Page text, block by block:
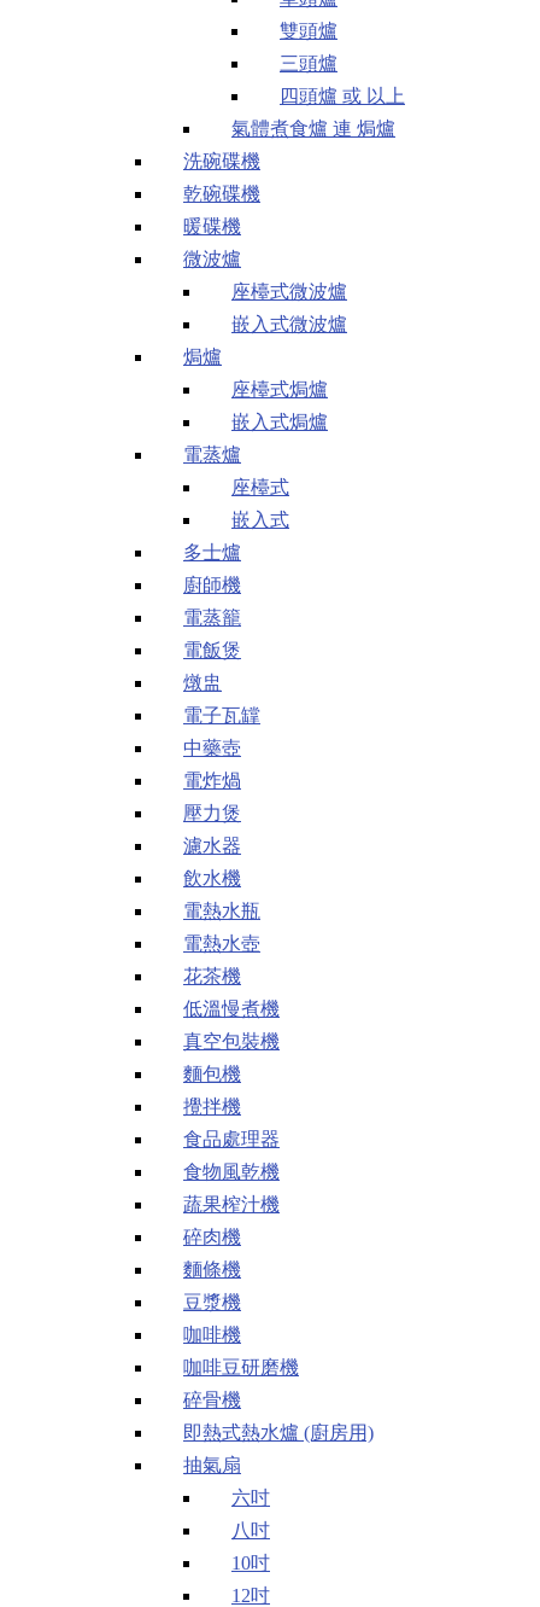
雙頭爐
三頭爐
四頭爐 或 以上
氣體煮食爐 連 焗爐
洗碗碟機
乾碗碟機
暖碟機
微波爐
座檯式微波爐
嵌入式微波爐
焗爐
座檯式焗爐
嵌入式焗爐
電蒸爐
座檯式
嵌入式
多士爐
廚師機
電蒸籠
電飯煲
燉盅
電子瓦罉
中藥壺
電炸煱
壓力煲
濾水器
飲水機
電熱水瓶
電熱水壺
花茶機
低溫慢煮機
真空包裝機
麵包機
攪拌機
食品處理器
食物風乾機
蔬果榨汁機
碎肉機
麵條機
豆漿機
咖啡機
咖啡豆研磨機
碎骨機
即熱式熱水爐 (廚房用)
抽氣扇
六吋
八吋
10吋
12吋